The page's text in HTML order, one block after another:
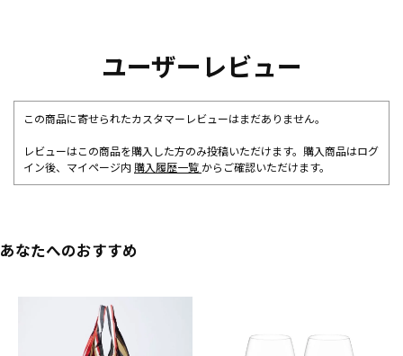
ユーザーレビュー
この商品に寄せられたカスタマーレビューはまだありません。
レビューはこの商品を購入した方のみ投稿いただけます。購入商品はログ
イン後、マイページ内 購入履歴一覧 からご確認いただけます。
あなたへのおすすめ